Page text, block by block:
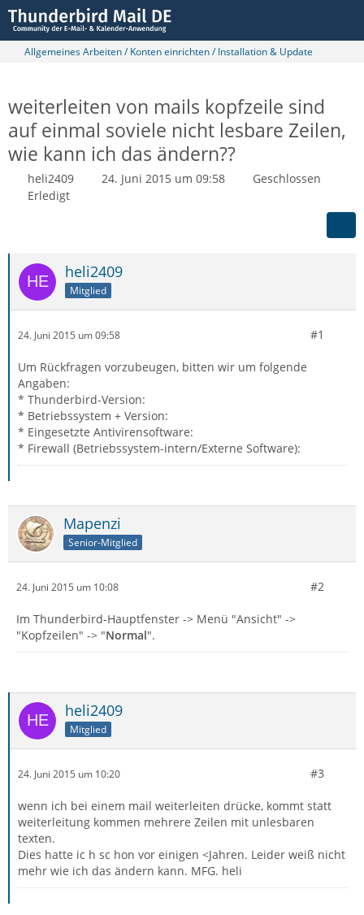
Allgemeines Arbeiten / Konten einrichten / Installation & Update
weiterleiten von mails kopfzeile sind
auf einmal soviele nicht lesbare Zeilen,
wie kann ich das ändern??
heli2409 24. Juni 2015 um 09:58
Geschlossen
Erledigt
heli2409
Mitglied
24. Juni 2015 um 09:58 #1
Um Rückfragen vorzubeugen, bitten wir um folgende
Angaben:
* Thunderbird-Version:
* Betriebssystem + Version:
* Eingesetzte Antivirensoftware:
* Firewall (Betriebssystem-intern/Externe Software):
Mapenzi
Senior-Mitglied
24. Juni 2015 um 10:08 #2
Im Thunderbird-Hauptfenster -> Menü "Ansicht" ->
"Kopfzeilen" -> "Normal".
heli2409
Mitglied
24. Juni 2015 um 10:20 #3
wenn ich bei einem mail weiterleiten drücke, kommt statt
weiterleitung kommen mehrere Zeilen mit unlesbaren
texten.
Dies hatte ic h sc hon vor einigen <Jahren. Leider weiß nicht
mehr wie ich das ändern kann. MFG. heli